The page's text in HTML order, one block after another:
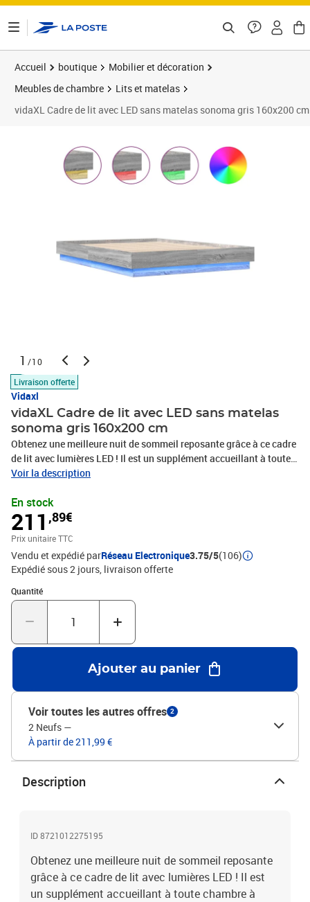
Accueil boutique
Mobilier et décoration
Meubles de chambre
Lits et matelas
vidaXL Cadre de lit avec LED sans matelas sonoma gris 160x200 cm
1 /10
Livraison offerte
Vidaxl
vidaXL Cadre de lit avec LED sans matelas
sonoma gris 160x200 cm
Obtenez une meilleure nuit de sommeil reposante grâce à ce cadre
de lit avec lumières LED ! Il est un supplément accueillant à toute
chambre à coucher. Matériau durable : le bois d'ingénierie est
également résistance, stabilité et résistance à l'humidité.Lumières
LED RVB : le cadre de lit est équipé de lumières LED RVB vibrantes.
Avec divers menus personnalisables, vous pouvez changer sans
effort la couleur des lumières et même les régler
automatiquement. Ces lumières LED renforcent non seulement
l'aspect contemporain du sommier, mais ajoutent également à son
attrait tendance.Lattes robustes : les lattes de contreplaqué
assurent une bonne répartition du poids, garantissant que le
matelas reste en place à chaque torsion de votre corps pendant le
Nous offrons une sélection variée de matelas. Vous pouvez
consulter notre boutique pour trouver un matelas assorti.Ce
produit est doté d'un connecteur USB qui nécessite une source
d'alimentation USB de 5V certifiée (non incluse).Couleur : sonoma
grisMatériau du cadre de lit : bois d'ingénierieMatériau des lattes :
contreplaquéDimensions totales : 203 x 163 x 23 cm (L x l x
H)Dimensions du matelas correspondant : 160 x 200 cm (l x L)
(matelas non inclus)Assemblage requis : oui
Voir la description
En stock
211 ,89€
Prix unitaire TTC
Vendu et expédié parRéseau Electronique3.75/5(106)
Expédié sous 2 jours livraison offerte
Quantité
Quantité : 1
Ajouter au panier
Voir toutes les autres offres 2
2 Neufs —
À partir de 211,99 €
Description
ID 8721012275195
Obtenez une meilleure nuit de sommeil reposante
grâce à ce cadre de lit avec lumières LED ! Il est
un supplément accueillant à toute chambre à